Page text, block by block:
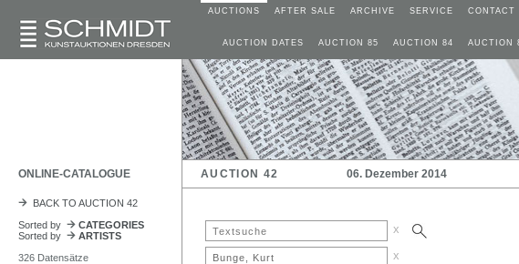
AUCTIONS AFTER SALE ARCHIVE SERVICE CONTACT
AUCTION DATES AUCTION 85 AUCTION 84 AUCTION
ONLINE-CATALOGUE AUCTION 42 06. Dezember 2014
BACK TO AUCTION 42
Sorted by
CATEGORIES
Sorted by
ARTISTS
326 Datensätze
x
x